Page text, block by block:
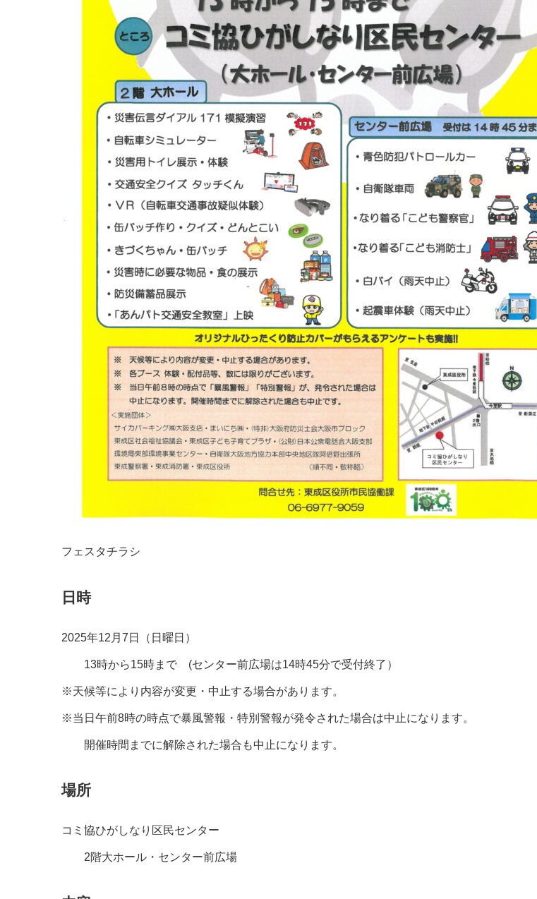
フェスタチラシ
日時
2025年12月7日（日曜日）
13時から15時まで (センター前広場は14時45分で受付終了）
※天候等により内容が変更・中止する場合があります。
※当日午前8時の時点で暴風警報・特別警報が発令された場合は中止になります。
開催時間までに解除された場合も中止になります。
場所
コミ協ひがしなり区民センター
2階大ホール・センター前広場